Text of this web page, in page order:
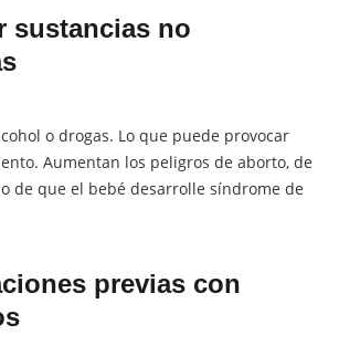
sustancias no
o drogas. Lo que puede provocar
Aumentan los peligros de aborto, de
de que el bebé desarrolle síndrome de
previas con